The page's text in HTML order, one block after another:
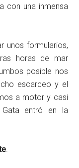
con una inmensa
unos formularios,
horas de mar
posible nos
escarceo y el
a motor y casi
entró en la
.